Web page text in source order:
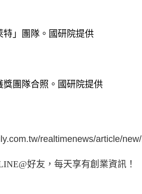
」團隊。國研院提供
團隊合照。國研院提供
realtimenews/article/
好友，每天享有創業資訊！